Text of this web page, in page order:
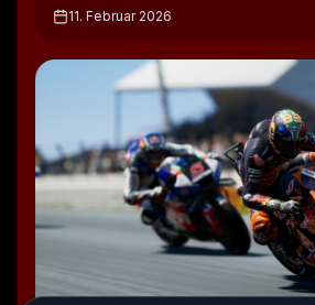
11. Februar 2026